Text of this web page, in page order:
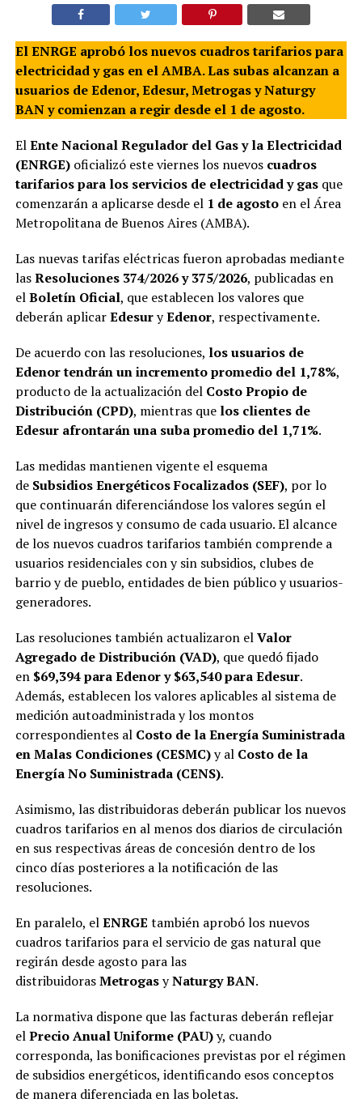
El ENRGE aprobó los nuevos cuadros tarifarios para
electricidad y gas en el AMBA. Las subas alcanzan a
usuarios de Edenor, Edesur, Metrogas y Naturgy
BAN y comienzan a regir desde el 1 de agosto.
ElEnte Nacional Regulador del Gas y la Electricidad
(ENRGE)oficializó este viernes los nuevos cuadros
tarifarios para los servicios de electricidad y gasque
comenzarán a aplicarse desde el 1 de agostoen el Área
Metropolitana de Buenos Aires (AMBA).
Las nuevas tarifas eléctricas fueron aprobadas mediante
lasResoluciones 374/2026 y 375/2026, publicadas en
elBoletín Oficial, que establecen los valores que
deberán aplicarEdesuryEdenor, respectivamente.
De acuerdo con las resoluciones, los usuarios de
Edenor tendrán un incremento promedio del 1,78%,
producto de la actualización del Costo Propio de
Distribución (CPD), mientras que los clientes de
Edesur afrontarán una suba promedio del 1,71%.
Las medidas mantienen vigente el esquema
de Subsidios Energéticos Focalizados (SEF), por lo
que continuarán diferenciándose los valores según el
nivel de ingresos y consumo de cada usuario. El alcance
de los nuevos cuadros tarifarios también comprende a
usuarios residenciales con y sin subsidios, clubes de
barrio y de pueblo, entidades de bien público y usuarios-
generadores.
Las resoluciones también actualizaron elValor
Agregado de Distribución (VAD), que quedó fijado
en $69,394 para Edenor y $63,540 para Edesur.
Además, establecen los valores aplicables al sistema de
medición autoadministrada y los montos
correspondientes al Costo de la Energía Suministrada
en Malas Condiciones (CESMC)y al Costo de la
Energía No Suministrada (CENS).
Asimismo, las distribuidoras deberán publicar los nuevos
cuadros tarifarios en al menos dos diarios de circulación
en sus respectivas áreas de concesión dentro de los
cinco días posteriores a la notificación de las
resoluciones.
En paralelo, elENRGE también aprobó los nuevos
cuadros tarifarios para el servicio de gas natural que
regirán desde agosto para las
distribuidorasMetrogasyNaturgy BAN.
La normativa dispone que las facturas deberán reflejar
elPrecio Anual Uniforme (PAU)y, cuando
corresponda, las bonificaciones previstas por el régimen
de subsidios energéticos, identificando esos conceptos
de manera diferenciada en las boletas.